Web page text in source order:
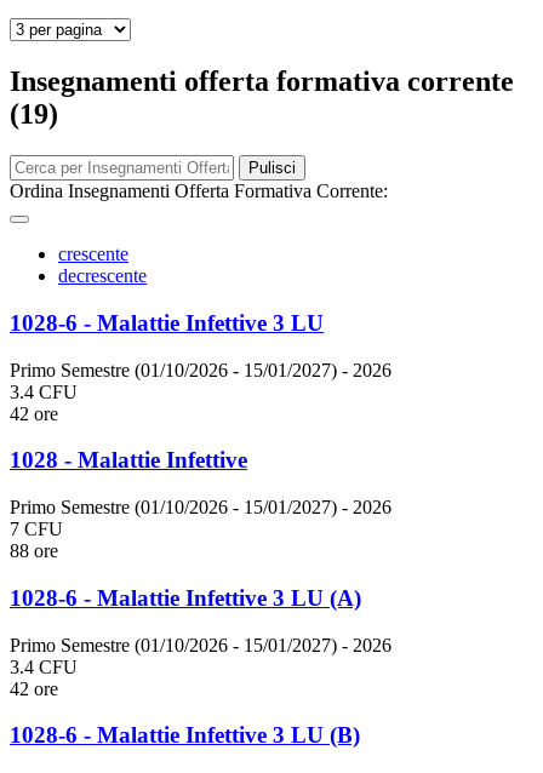
Insegnamenti offerta formativa corrente
(19)
Pulisci
Ordina Insegnamenti Offerta Formativa Corrente:
crescente
decrescente
1028-6 - Malattie Infettive 3 LU
Primo Semestre (01/10/2026 - 15/01/2027) - 2026
3.4 CFU
42 ore
1028 - Malattie Infettive
Primo Semestre (01/10/2026 - 15/01/2027) - 2026
7 CFU
88 ore
1028-6 - Malattie Infettive 3 LU (A)
Primo Semestre (01/10/2026 - 15/01/2027) - 2026
3.4 CFU
42 ore
1028-6 - Malattie Infettive 3 LU (B)